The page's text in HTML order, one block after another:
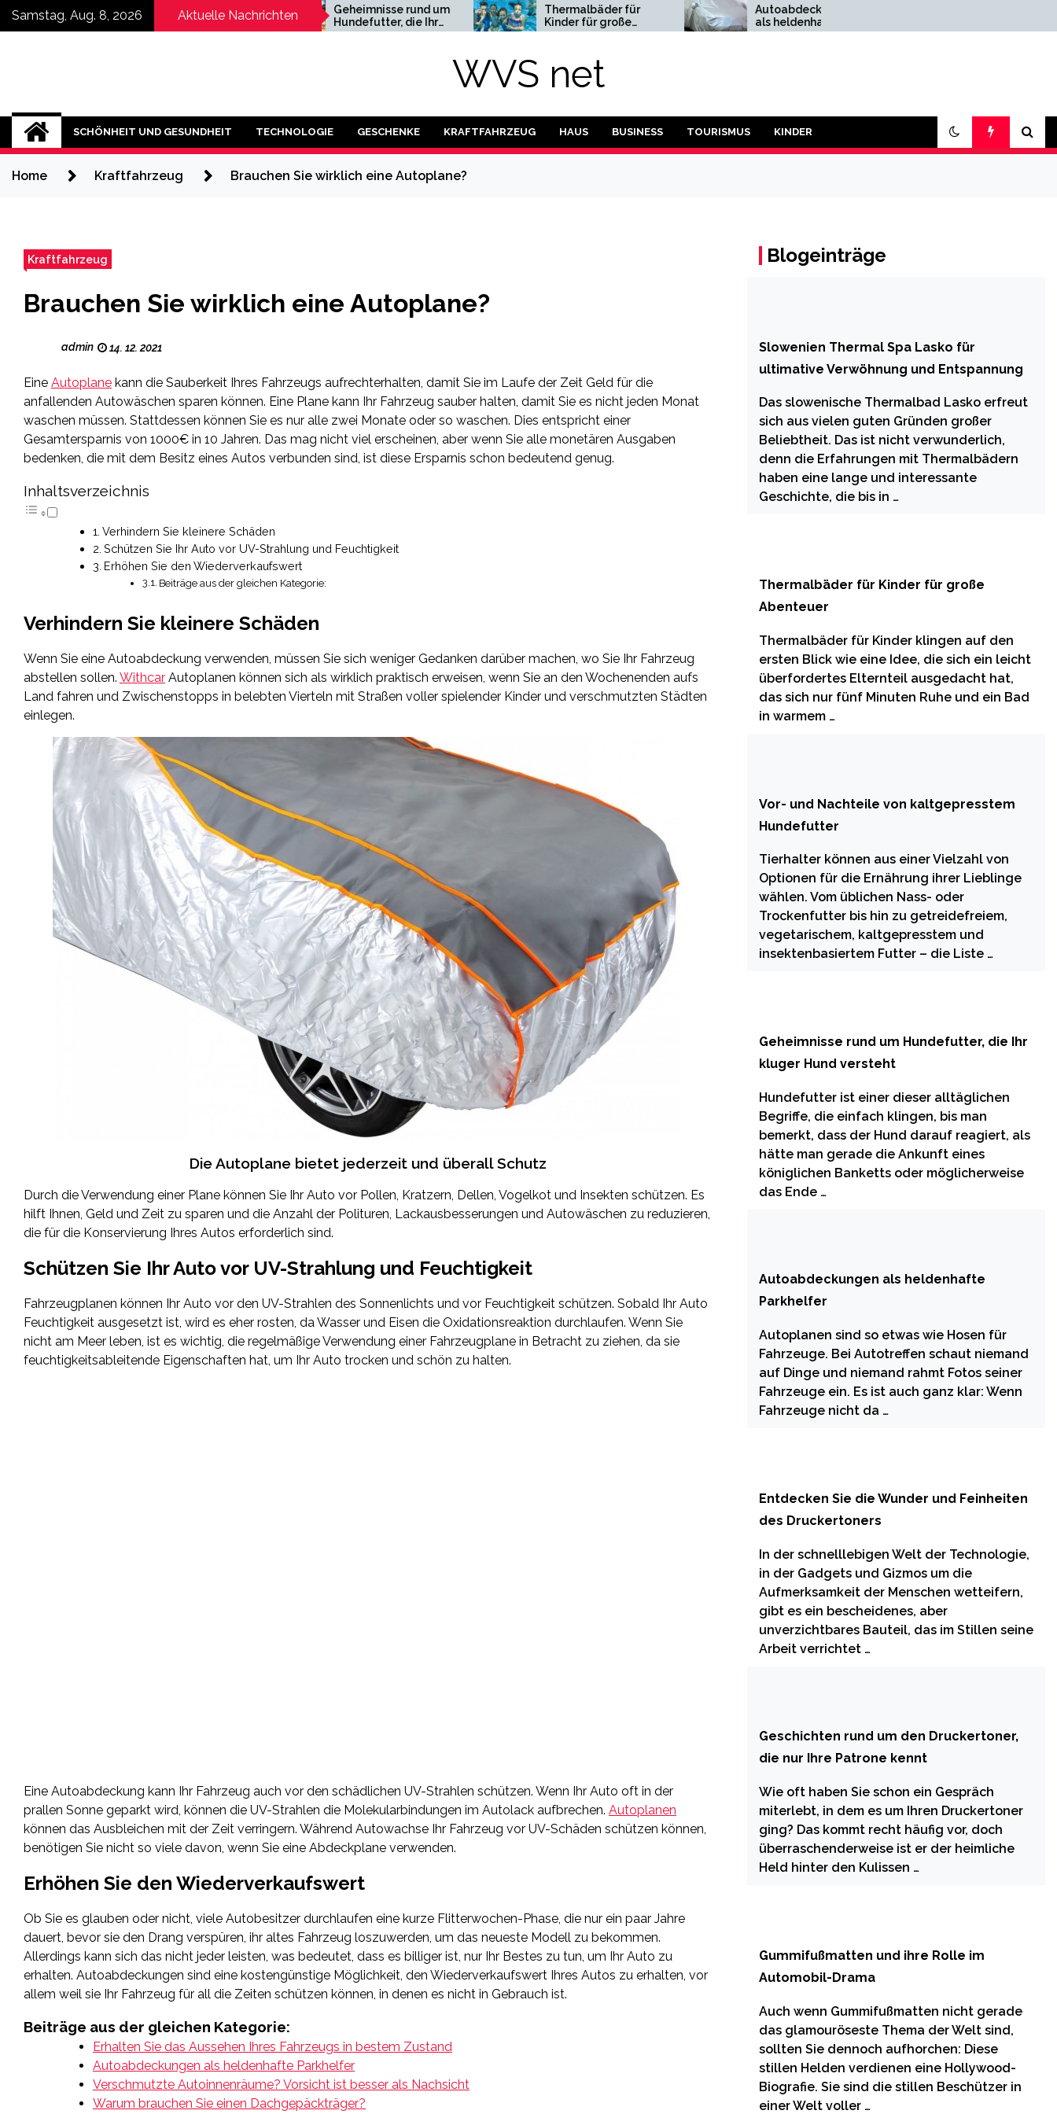
SkipSamstag, Aug. 8, 2026 Aktuelle Nachrichten
Hochzeitsfotograf
Šibenik
Geheimnisse rund um
Hundefutter, die Ihr
kluger Hund versteht
Thermalbäder für
Kinder für große
Abenteuer
Autoabdeckungen
als heldenhafte
Parkhelfer
nur Ihre Patrone
WVS net
SCHÖNHEIT UND GESUNDHEIT TECHNOLOGIE GESCHENKE KRAFTFAHRZEUG HAUS BUSINESS TOURISMUS KINDER
Home Kraftfahrzeug Brauchen Sie wirklich eine Autoplane?
Kraftfahrzeug
Brauchen Sie wirklich eine Autoplane?
admin 14. 12. 2021
Eine Autoplane kann die Sauberkeit Ihres Fahrzeugs aufrechterhalten, damit Sie im Laufe der Zeit Geld für die
anfallenden Autowäschen sparen können. Eine Plane kann Ihr Fahrzeug sauber halten, damit Sie es nicht jeden Monat
waschen müssen. Stattdessen können Sie es nur alle zwei Monate oder so waschen. Dies entspricht einer
Gesamtersparnis von 1000€ in 10 Jahren. Das mag nicht viel erscheinen, aber wenn Sie alle monetären Ausgaben
bedenken, die mit dem Besitz eines Autos verbunden sind, ist diese Ersparnis schon bedeutend genug.
Inhaltsverzeichnis
Verhindern Sie kleinere Schäden
Schützen Sie Ihr Auto vor UV-Strahlung und Feuchtigkeit
Erhöhen Sie den Wiederverkaufswert
Beiträge aus der gleichen Kategorie:
Verhindern Sie kleinere Schäden
Wenn Sie eine Autoabdeckung verwenden, müssen Sie sich weniger Gedanken darüber machen, wo Sie Ihr Fahrzeug
abstellen sollen. Withcar Autoplanen können sich als wirklich praktisch erweisen, wenn Sie an den Wochenenden aufs
Land fahren und Zwischenstopps in belebten Vierteln mit Straßen voller spielender Kinder und verschmutzten Städten
einlegen.
Die Autoplane bietet jederzeit und überall Schutz
Durch die Verwendung einer Plane können Sie Ihr Auto vor Pollen, Kratzern, Dellen, Vogelkot und Insekten schützen. Es
hilft Ihnen, Geld und Zeit zu sparen und die Anzahl der Polituren, Lackausbesserungen und Autowäschen zu reduzieren,
die für die Konservierung Ihres Autos erforderlich sind.
Schützen Sie Ihr Auto vor UV-Strahlung und Feuchtigkeit
Fahrzeugplanen können Ihr Auto vor den UV-Strahlen des Sonnenlichts und vor Feuchtigkeit schützen. Sobald Ihr Auto
Feuchtigkeit ausgesetzt ist, wird es eher rosten, da Wasser und Eisen die Oxidationsreaktion durchlaufen. Wenn Sie
nicht am Meer leben, ist es wichtig, die regelmäßige Verwendung einer Fahrzeugplane in Betracht zu ziehen, da sie
feuchtigkeitsableitende Eigenschaften hat, um Ihr Auto trocken und schön zu halten.
Eine Autoabdeckung kann Ihr Fahrzeug auch vor den schädlichen UV-Strahlen schützen. Wenn Ihr Auto oft in der
prallen Sonne geparkt wird, können die UV-Strahlen die Molekularbindungen im Autolack aufbrechen. Autoplanen
können das Ausbleichen mit der Zeit verringern. Während Autowachse Ihr Fahrzeug vor UV-Schäden schützen können,
benötigen Sie nicht so viele davon, wenn Sie eine Abdeckplane verwenden.
Erhöhen Sie den Wiederverkaufswert
Ob Sie es glauben oder nicht, viele Autobesitzer durchlaufen eine kurze Flitterwochen-Phase, die nur ein paar Jahre
dauert, bevor sie den Drang verspüren, ihr altes Fahrzeug loszuwerden, um das neueste Modell zu bekommen.
Allerdings kann sich das nicht jeder leisten, was bedeutet, dass es billiger ist, nur Ihr Bestes zu tun, um Ihr Auto zu
erhalten. Autoabdeckungen sind eine kostengünstige Möglichkeit, den Wiederverkaufswert Ihres Autos zu erhalten, vor
allem weil sie Ihr Fahrzeug für all die Zeiten schützen können, in denen es nicht in Gebrauch ist.
Beiträge aus der gleichen Kategorie:
Erhalten Sie das Aussehen Ihres Fahrzeugs in bestem Zustand
Autoabdeckungen als heldenhafte Parkhelfer
Verschmutzte Autoinnenräume? Vorsicht ist besser als Nachsicht
Warum brauchen Sie einen Dachgepäckträger?
Blogeinträge
Slowenien Thermal Spa Lasko für
ultimative Verwöhnung und Entspannung
Das slowenische Thermalbad Lasko erfreut
sich aus vielen guten Gründen großer
Beliebtheit. Das ist nicht verwunderlich,
denn die Erfahrungen mit Thermalbädern
haben eine lange und interessante
Geschichte, die bis in …
Thermalbäder für Kinder für große
Abenteuer
Thermalbäder für Kinder klingen auf den
ersten Blick wie eine Idee, die sich ein leicht
überfordertes Elternteil ausgedacht hat,
das sich nur fünf Minuten Ruhe und ein Bad
in warmem …
Vor- und Nachteile von kaltgepresstem
Hundefutter
Tierhalter können aus einer Vielzahl von
Optionen für die Ernährung ihrer Lieblinge
wählen. Vom üblichen Nass- oder
Trockenfutter bis hin zu getreidefreiem,
vegetarischem, kaltgepresstem und
insektenbasiertem Futter – die Liste …
Geheimnisse rund um Hundefutter, die Ihr
kluger Hund versteht
Hundefutter ist einer dieser alltäglichen
Begriffe, die einfach klingen, bis man
bemerkt, dass der Hund darauf reagiert, als
hätte man gerade die Ankunft eines
königlichen Banketts oder möglicherweise
das Ende …
Autoabdeckungen als heldenhafte
Parkhelfer
Autoplanen sind so etwas wie Hosen für
Fahrzeuge. Bei Autotreffen schaut niemand
auf Dinge und niemand rahmt Fotos seiner
Fahrzeuge ein. Es ist auch ganz klar: Wenn
Fahrzeuge nicht da …
Entdecken Sie die Wunder und Feinheiten
des Druckertoners
In der schnelllebigen Welt der Technologie,
in der Gadgets und Gizmos um die
Aufmerksamkeit der Menschen wetteifern,
gibt es ein bescheidenes, aber
unverzichtbares Bauteil, das im Stillen seine
Arbeit verrichtet …
Geschichten rund um den Druckertoner,
die nur Ihre Patrone kennt
Wie oft haben Sie schon ein Gespräch
miterlebt, in dem es um Ihren Druckertoner
ging? Das kommt recht häufig vor, doch
überraschenderweise ist er der heimliche
Held hinter den Kulissen …
Gummifußmatten und ihre Rolle im
Automobil-Drama
Auch wenn Gummifußmatten nicht gerade
das glamouröseste Thema der Welt sind,
sollten Sie dennoch aufhorchen: Diese
stillen Helden verdienen eine Hollywood-
Biografie. Sie sind die stillen Beschützer in
einer Welt voller …